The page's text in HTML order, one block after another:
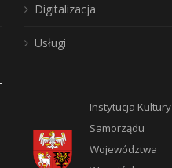
Digitalizacja
Usługi
Instytucja Kultury
Samorządu
Województwa